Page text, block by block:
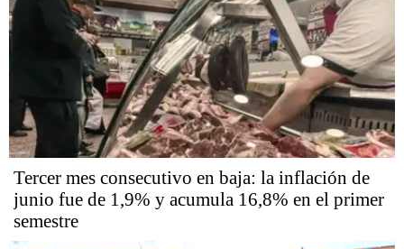
Tercer mes consecutivo en baja: la inflación de
junio fue de 1,9% y acumula 16,8% en el primer
semestre